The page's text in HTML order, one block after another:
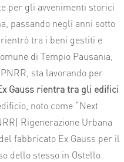
per gli avvenimenti storici
passando negli anni sotto
tra i beni gestiti e
di Tempio Pausania,
sta lavorando per
Gauss rientra tra gli edifici
noto come “Next
Rigenerazione Urbana
fabbricato Ex Gauss per il
dello stesso in Ostello